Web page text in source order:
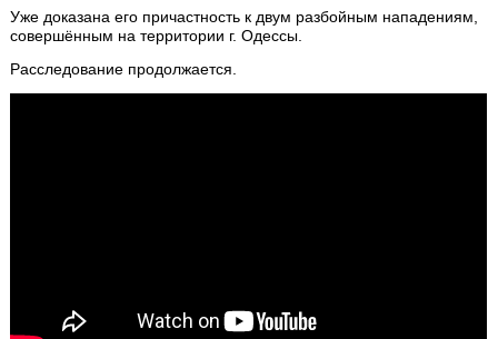
Уже доказана его причастность к двум разбойным нападениям,
совершённым на территории г. Одессы.
Расследование продолжается.